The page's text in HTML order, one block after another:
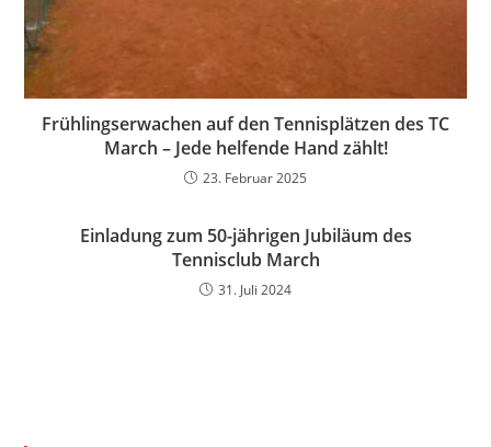
Frühlingserwachen auf den Tennisplätzen des TC
March – Jede helfende Hand zählt!
23. Februar 2025
Einladung zum 50-jährigen Jubiläum des
Tennisclub March
31. Juli 2024